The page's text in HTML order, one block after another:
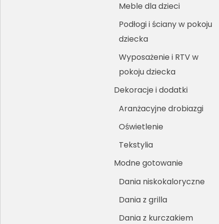
Meble dla dzieci
Podłogi i ściany w pokoju
dziecka
Wyposażenie i RTV w
pokoju dziecka
Dekoracje i dodatki
Aranżacyjne drobiazgi
Oświetlenie
Tekstylia
Modne gotowanie
Dania niskokaloryczne
Dania z grilla
Dania z kurczakiem